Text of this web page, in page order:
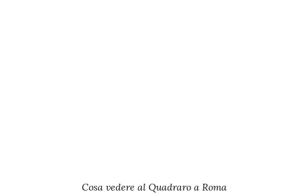
Cosa vedere al Quadraro a Roma